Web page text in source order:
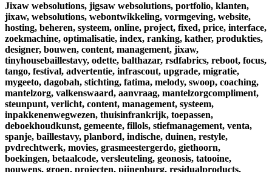
Jixaw websolutions, jigsaw websolutions, portfolio, klanten,
jixaw, websolutions, webontwikkeling, vormgeving, website,
hosting, beheren, systeem, online, project, fixed, price, interface,
zoekmachine, optimalisatie, index, ranking, kather, produkties,
designer, bouwen, content, management, jixaw,
tinyhousebaillestavy, odette, balthazar, rsdfabrics, reboot, focus,
tango, festival, advertentie, infrascout, upgrade, migratie,
mygeeto, dagobah, stichting, fatima, melody, swoop, coaching,
mantelzorg, valkenswaard, aanvraag, mantelzorgcompliment,
steunpunt, verlicht, content, management, systeem,
inpakkenenwegwezen, thuisinfrankrijk, toepassen,
deboekhoudkunst, gemeente, fillols, stiefmanagement, venta,
spanje, baillestavy, planbord, indische, duinen, restyle,
pvdrechtwerk, movies, grasmeestergerdo, giethoorn,
boekingen, betaalcode, versleuteling, geonosis, tatooine,
nouwens, groen, projecten, pijnenburg, residualproducts,